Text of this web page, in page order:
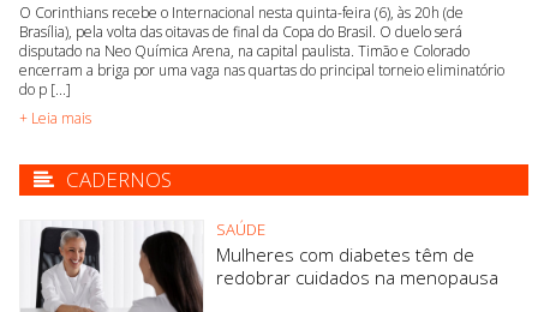
O Corinthians recebe o Internacional nesta quinta-feira (6), às 20h (de
Brasília), pela volta das oitavas de final da Copa do Brasil. O duelo será
disputado na Neo Química Arena, na capital paulista. Timão e Colorado
encerram a briga por uma vaga nas quartas do principal torneio eliminatório
do p [...]
+ Leia mais
CADERNOS
SAÚDE
Mulheres com diabetes têm de
redobrar cuidados na menopausa